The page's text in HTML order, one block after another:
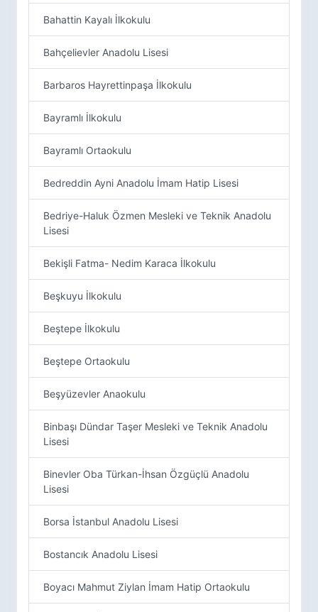
Bahattin Kayalı İlkokulu
Bahçelievler Anadolu Lisesi
Barbaros Hayrettinpaşa İlkokulu
Bayramlı İlkokulu
Bayramlı Ortaokulu
Bedreddin Ayni Anadolu İmam Hatip Lisesi
Bedriye-Haluk Özmen Mesleki ve Teknik Anadolu
Lisesi
Bekişli Fatma- Nedim Karaca İlkokulu
Beşkuyu İlkokulu
Beştepe İlkokulu
Beştepe Ortaokulu
Beşyüzevler Anaokulu
Binbaşı Dündar Taşer Mesleki ve Teknik Anadolu
Lisesi
Binevler Oba Türkan-İhsan Özgüçlü Anadolu
Lisesi
Borsa İstanbul Anadolu Lisesi
Bostancık Anadolu Lisesi
Boyacı Mahmut Ziylan İmam Hatip Ortaokulu